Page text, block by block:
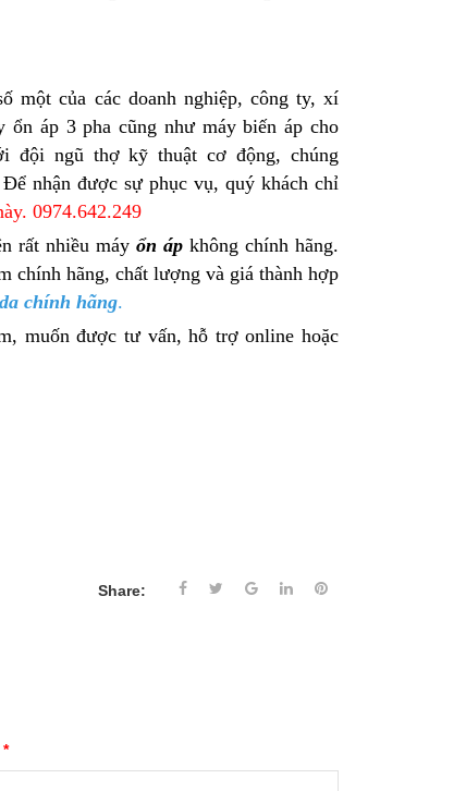
một của các doanh nghiệp, công ty, xí
áp 3 pha cũng như máy biến áp cho
đội ngũ thợ kỹ thuật cơ động, chúng
nhận được sự phục vụ, quý khách chỉ
0974.642.249
rất nhiều máyổn áp không chính hãng.
chính hãng, chất lượng và giá thành hợp
chính hãng.
muốn được tư vấn, hỗ trợ online hoặc
Share:
*